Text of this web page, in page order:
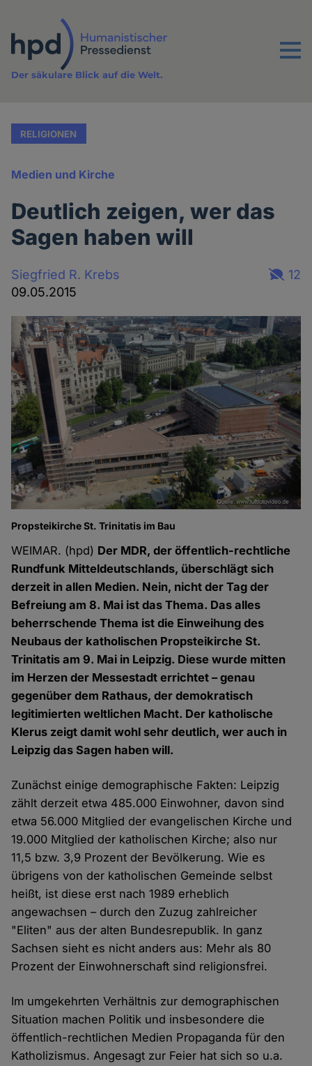
Inhalt
Menu
Der säkulare Blick auf die Welt.
RELIGIONEN
Medien und Kirche
Deutlich zeigen, wer das
Sagen haben will
Siegfried R. Krebs
09.05.2015
12
Propsteikirche St. Trinitatis im Bau
WEIMAR. (hpd) Der MDR, der öffentlich-rechtliche
Rundfunk Mitteldeutschlands, überschlägt sich
derzeit in allen Medien. Nein, nicht der Tag der
Befreiung am 8. Mai ist das Thema. Das alles
beherrschende Thema ist die Einweihung des
Neubaus der katholischen Propsteikirche St.
Trinitatis am 9. Mai in Leipzig. Diese wurde mitten
im Herzen der Messestadt errichtet – genau
gegenüber dem Rathaus, der demokratisch
legitimierten weltlichen Macht. Der katholische
Klerus zeigt damit wohl sehr deutlich, wer auch in
Leipzig das Sagen haben will.
Zunächst einige demographische Fakten: Leipzig
zählt derzeit etwa 485.000 Einwohner, davon sind
etwa 56.000 Mitglied der evangelischen Kirche und
19.000 Mitglied der katholischen Kirche; also nur
11,5 bzw. 3,9 Prozent der Bevölkerung. Wie es
übrigens von der katholischen Gemeinde selbst
heißt, ist diese erst nach 1989 erheblich
angewachsen – durch den Zuzug zahlreicher
"Eliten" aus der alten Bundesrepublik. In ganz
Sachsen sieht es nicht anders aus: Mehr als 80
Prozent der Einwohnerschaft sind religionsfrei.
Im umgekehrten Verhältnis zur demographischen
Situation machen Politik und insbesondere die
öffentlich-rechtlichen Medien Propaganda für den
Katholizismus. Angesagt zur Feier hat sich so u.a.